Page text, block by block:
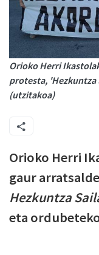
Orioko Herri
protesta, 'Hezkuntza
(utzitakoa)
Orioko Herri
gaur
Hezkuntza
eta